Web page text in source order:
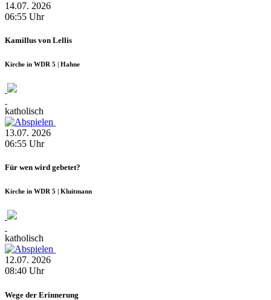
14.07. 2026
06:55 Uhr
Kamillus von Lellis
Kirche in WDR 5 | Hahne
katholisch
13.07. 2026
06:55 Uhr
Für wen wird gebetet?
Kirche in WDR 5 | Kluitmann
katholisch
12.07. 2026
08:40 Uhr
Wege der Erinnerung